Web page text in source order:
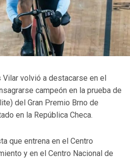
volvió a destacarse en el
campeón en la prueba de
del Gran Premio Brno de
en la República Checa.
que entrena en el Centro
y en el Centro Nacional de